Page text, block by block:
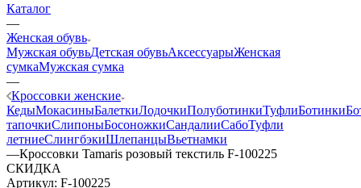
Каталог
—
Женская обувь
Мужская обувьДетская обувьАксессуарыЖенская
сумкаМужская сумка
—
Кроссовки женские
КедыМокасиныБалеткиЛодочкиПолуботинкиТуфлиБотинки
тапочкиСлипоныБосоножкиСандалииСабоТуфли
летниеСлингбэкиШлепанцыВьетнамки
—Кроссовки Tamaris розовый текстиль F-100225
СКИДКА
Артикул: F-100225